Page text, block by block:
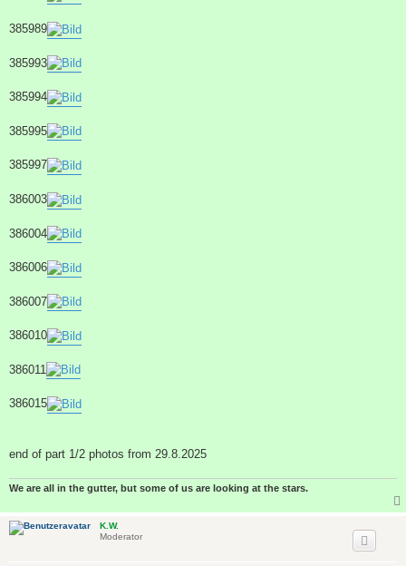
385989
385993
385994
385995
385997
386003
386004
386006
386007
386010
386011
386015
end of part 1/2 photos from 29.8.2025
We are all in the gutter, but some of us are looking at the stars.
K.W.
Moderator